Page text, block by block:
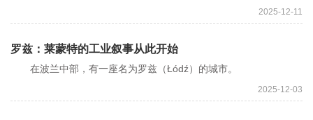
2025-12-11
罗兹：莱蒙特的工业叙事从此开始
在波兰中部，有一座名为罗兹（Łódź）的城市。
2025-12-03